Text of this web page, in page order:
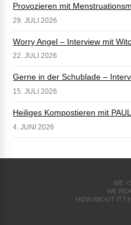
Provozieren mit
29. JULI 2026
Worry Angel – Interview mit
22. JULI 2026
Gerne in der Schublade –
15. JULI 2026
Heiliges Kompostieren mit
4. JUNI 2026
WE
WE
HOW ABOUT IT?